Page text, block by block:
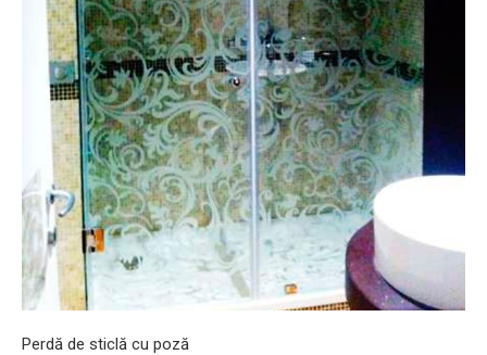
Perdă de sticlă cu poză